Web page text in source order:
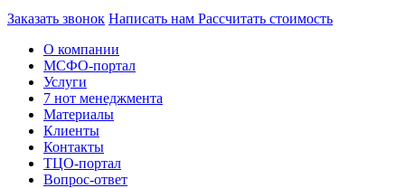
Заказать звонок Написать нам Рассчитать стоимость
О компании
МСФО-портал
Услуги
7 нот менеджмента
Материалы
Клиенты
Контакты
ТЦО-портал
Вопрос-ответ